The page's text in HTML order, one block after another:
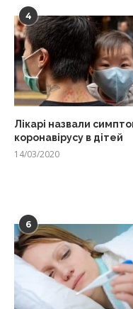
4
Лікарі назвали
коронавірусу в дітей
14/03/2020
6